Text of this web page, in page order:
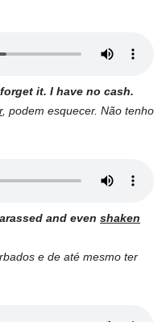
it. I have no cash.
, podem esquecer. Não tenho
and even shaken
e de até mesmo ter